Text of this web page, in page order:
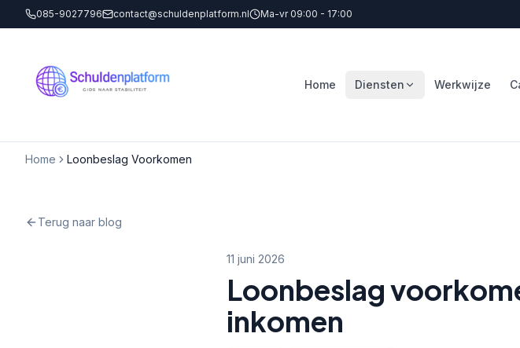
085-9027796 contact@schuldenplatform.nl Ma-vr 09:00 - 17:00
Home Diensten Werkwijze
Home Loonbeslag Voorkomen
Terug naar blog
11 juni 2026
Loonbeslag
inkomen